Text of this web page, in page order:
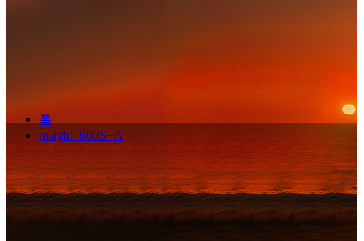
홈
insight_600S+A